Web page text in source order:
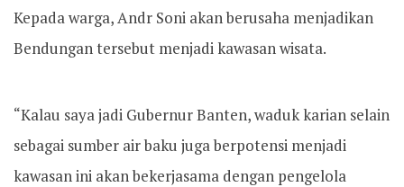
Kepada warga, Andr Soni akan berusaha menjadikan
Bendungan tersebut menjadi kawasan wisata.
“Kalau saya jadi Gubernur Banten, waduk karian selain
sebagai sumber air baku juga berpotensi menjadi
kawasan ini akan bekerjasama dengan pengelola